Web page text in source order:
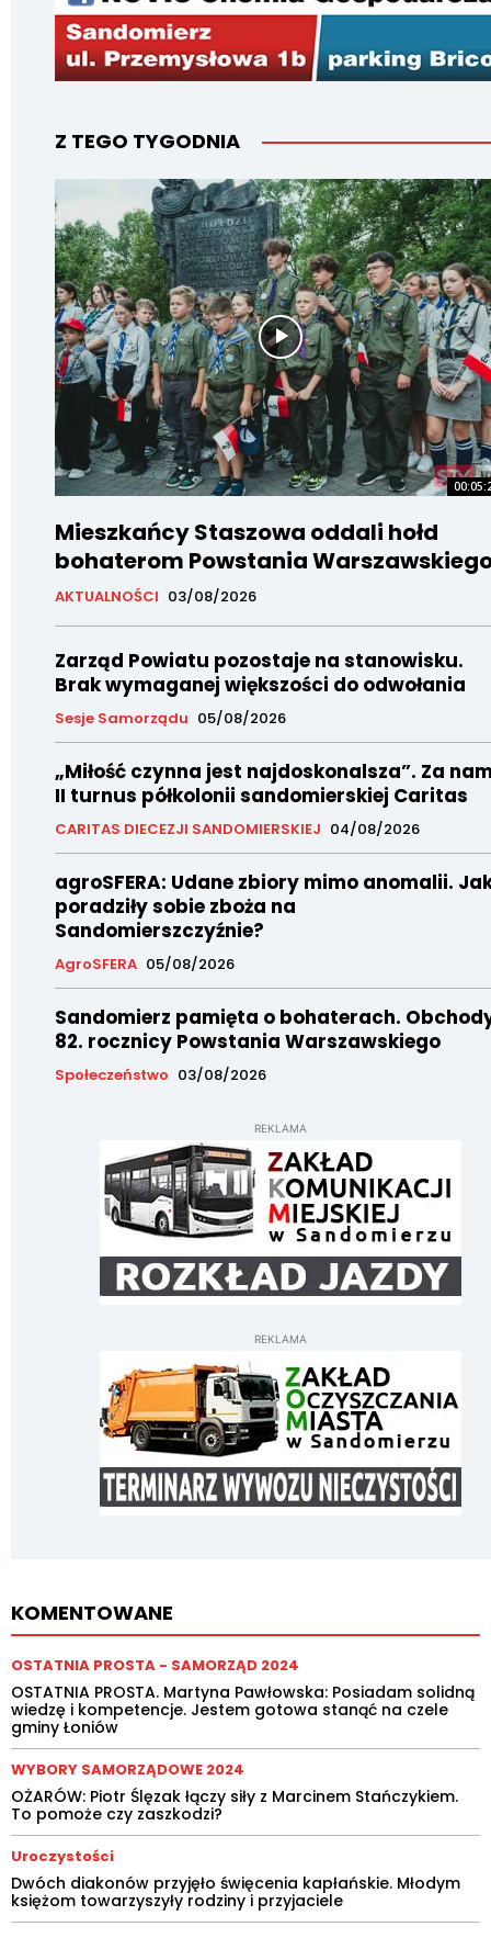
Z TEGO TYGODNIA
Mieszkańcy Staszowa oddali hołd
bohaterom Powstania
AKTUALNOŚCI 03/08/2026
Zarząd Powiatu pozostaje na stanowisku.
Brak wymaganej większości do odwołania
Sesje Samorządu 05/08/2026
„Miłość czynna jest najdoskonalsza”. Za
II turnus półkolonii sandomierskiej Caritas
CARITAS DIECEZJI SANDOMIERSKIEJ 04/08/2026
agroSFERA: Udane zbiory mimo anomalii.
poradziły sobie zboża na
Sandomierszczyźnie?
AgroSFERA 05/08/2026
Sandomierz pamięta o bohaterach.
82. rocznicy Powstania Warszawskiego
Społeczeństwo 03/08/2026
REKLAMA
REKLAMA
KOMENTOWANE
OSTATNIA PROSTA - SAMORZĄD 2024
OSTATNIA PROSTA. Martyna Pawłowska: Posiadam solidną
wiedzę i kompetencje. Jestem gotowa stanąć na czele
gminy Łoniów
WYBORY SAMORZĄDOWE 2024
OŻARÓW: Piotr Ślęzak łączy siły z Marcinem Stańczykiem.
To pomoże czy zaszkodzi?
Uroczystości
Dwóch diakonów przyjęło święcenia kapłańskie. Młodym
księżom towarzyszyły rodziny i przyjaciele